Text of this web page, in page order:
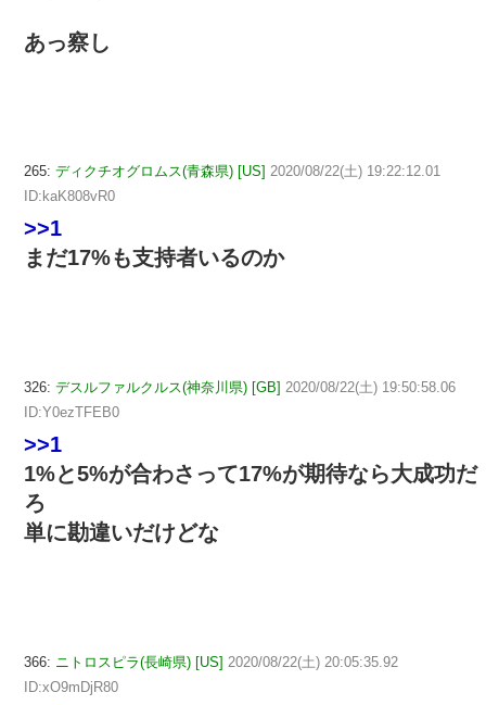
あっ察し
265: ディクチオグロムス(青森県) [US] 2020/08/22(土) 19:22:12.01
ID:kaK808vR0
>>1
まだ17%も支持者いるのか
326: デスルファルクルス(神奈川県) [GB] 2020/08/22(土) 19:50:58.06
ID:Y0ezTFEB0
>>1
1%と5%が合わさって17%が期待なら大成功だ
ろ
単に勘違いだけどな
366: ニトロスピラ(長崎県) [US] 2020/08/22(土) 20:05:35.92
ID:xO9mDjR80